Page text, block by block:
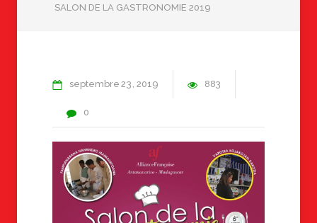
SALON DE LA GASTRONOMIE 2019
septembre 23 2019 883
0